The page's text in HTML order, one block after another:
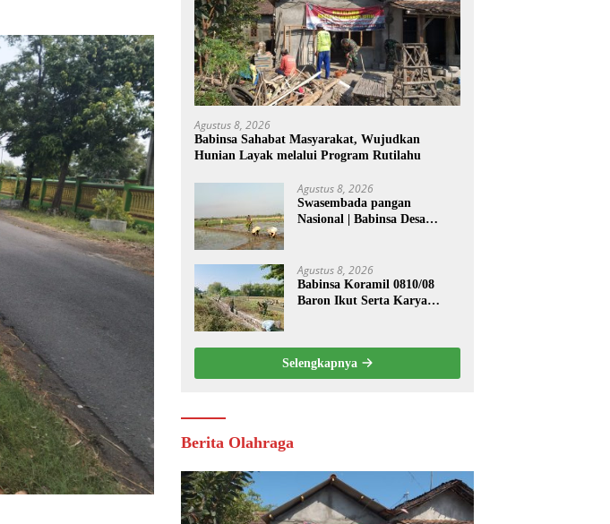
Agustus 8, 2026
Babinsa Sahabat Masyarakat, Wujudkan
Hunian Layak melalui Program Rutilahu
Agustus 8, 2026
Swasembada pangan
Nasional | Babinsa Desa
Ketahanan Pangan
Agustus 8, 2026
Babinsa Koramil 0810/08
Baron Ikut Serta Karya
Selengkapnya
Berita Olahraga